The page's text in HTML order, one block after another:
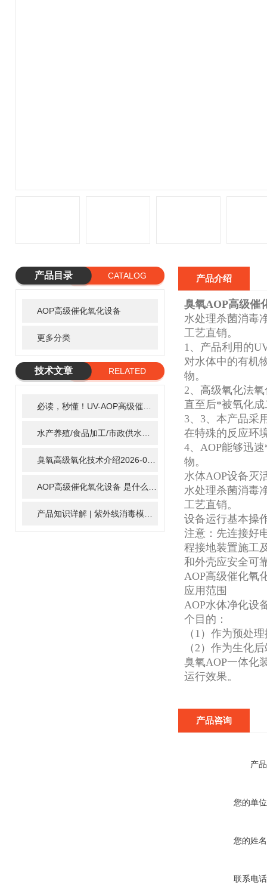
产品目录 CATALOG
AOP高级催化氧化设备
更多分类
技术文章
RELATED
臭氧高级氧化技术介绍2026-02-27
2025-11-17
2024-01-16
产品介绍
臭氧AOP高级催
水处理杀菌消毒
工艺直销。
1、产品利用的
对水体中的有机
物。
2、高级氧化法
直至后*被氧化
3、3、本产品采
在特殊的反应环
4、AOP能够迅
物。
水体AOP设备灭
水处理杀菌消毒
工艺直销。
设备运行基本操
注意：先连接好
程接地装置施工
和外壳应安全可
AOP高级催化氧
应用范围
AOP水体净化设
个目的：
（1）作为预处
（2）作为生化
臭氧AOP一体化
运行效果。
产品咨询
产
您的单
您的姓
联系电